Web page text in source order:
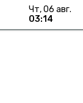
чт, 06 авг.
03:14